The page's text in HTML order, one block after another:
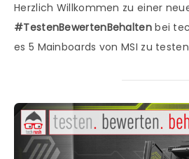
Herzlich Willkommen zu einer
#TestenBewertenBehaltenbei
es 5 Mainboards von MSI zu